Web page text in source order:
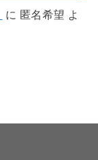
に 匿名希望 よ